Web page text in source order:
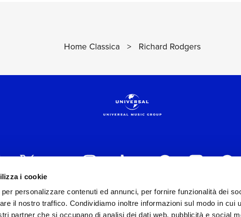
i cookie
personalizzare contenuti ed annunci, per fornire funzionalità dei
il nostro traffico. Condividiamo inoltre informazioni sul modo in cui
partner che si occupano di analisi dei dati web, pubblicità e social
Home Classica > Richard Rodgers
MUSIC ITALIA s.r.l. (Società con unico socio) | Via Nervesa,
Iscritta al REA di Milano con il numero 966135 in